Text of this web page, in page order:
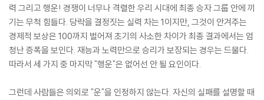
력 그리고 행운! 경쟁이 너무나 격렬한 우리 시대에 최종 승자 그룹 안에 끼
기는 무척 힘들다. 당락을 결정짓는 실력 차는 1이지만, 그것이 안겨주는
경제적 보상은 100까지 벌어져 초기의 사소한 차이가 최종 결과에서는 엄
청난 증폭을 보인다. 재능과 노력만으로 승리가 보장되는 경우는 드물다.
따라서 세 가지 중 마지막 "행운"은 없어선 안 될 요인이다.
그런데 사람들은 의외로 "운"을 인정하지 않는다. 자신의 실패를 설명할 때